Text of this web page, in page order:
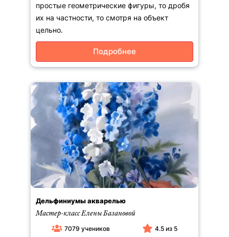
простые геометрические фигуры, то дробя
их на частности, то смотря на объект
цельно.
Подробнее
Дельфиниумы акварелью
Мастер-класс Елены Базановой
7079 учеников 4.5 из 5